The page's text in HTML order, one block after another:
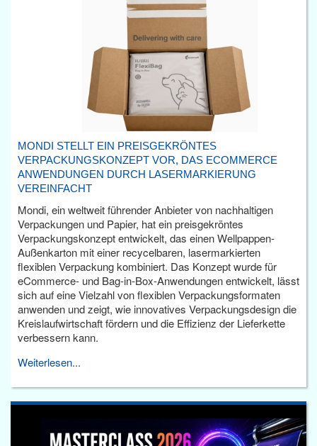
MONDI STELLT EIN PREISGEKRÖNTES
VERPACKUNGSKONZEPT VOR, DAS ECOMMERCE
ANWENDUNGEN DURCH LASERMARKIERUNG
VEREINFACHT
Mondi, ein weltweit führender Anbieter von nachhaltigen
Verpackungen und Papier, hat ein preisgekröntes
Verpackungskonzept entwickelt, das einen Wellpappen-
Außenkarton mit einer recycelbaren, lasermarkierten
flexiblen Verpackung kombiniert. Das Konzept wurde für
eCommerce- und Bag-in-Box-Anwendungen entwickelt, lässt
sich auf eine Vielzahl von flexiblen Verpackungsformaten
anwenden und zeigt, wie innovatives Verpackungsdesign die
Kreislaufwirtschaft fördern und die Effizienz der Lieferkette
verbessern kann.
Weiterlesen...